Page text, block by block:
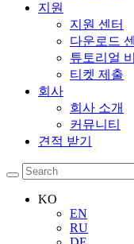
지원
지원 센터
다운로드
튜토리얼
티켓 제출
회사
회사 소개
커뮤니티
견적 받기
KO
EN
RU